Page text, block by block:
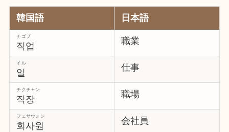
韓国語 日本語
직업
チゴプ 職業
일
イル 仕事
직장
チクチャン 職場
회사원
フェサウォン 会社員